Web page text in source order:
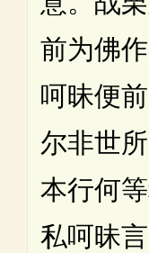
前为佛
呵昧便
尔非世
本行何
私呵昧